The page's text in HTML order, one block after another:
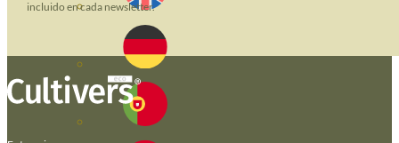
incluido en cada newsletter.